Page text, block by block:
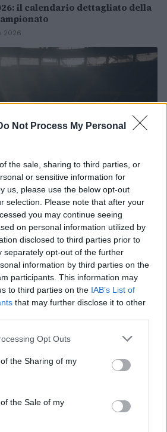
Not Process My Personal
the sale, sharing to third parties, or
or sensitive information for
us, please use the below opt-out
selection. Please note that after your
you may continue seeing
on personal information utilized by
disclosed to third parties prior to
separately opt-out of the further
information by third parties on the
participants. This information may
to third parties on the IAB’s List of
that may further disclose it to other
app uses one or more Google
or usage behaviour. You may click to
to Google and its third-party tags to
specified purposes in below Google
Opt Outs
the Sharing of my
the Sale of my
il calendario dettagliato della
2026
preferisce Aaron McKenna a
un match all’irlandese